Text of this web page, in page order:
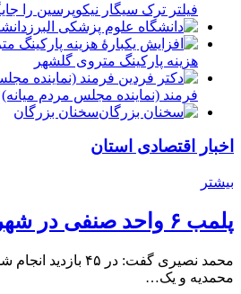
فیلتر ترک سیگار نیکوپرسین را
هزینه پارکینگ متروی گلشهر
فرمند (نماينده مجلس مردم میانه)
سخنان بزرگان
اخبار اقتصادی استان
بیشتر
پلمب ۶ واحد صنفی در شهرستان البرز
محمدیه و یک…